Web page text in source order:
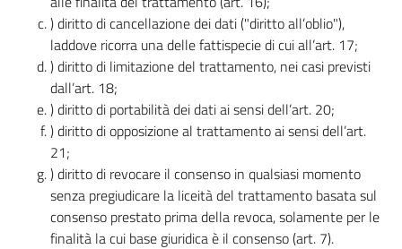
) diritto di cancellazione dei dati ("diritto all’oblio"),
laddove ricorra una delle fattispecie di cui all’art. 17;
) diritto di limitazione del trattamento, nei casi previsti
dall’art. 18;
) diritto di portabilità dei dati ai sensi dell’art. 20;
) diritto di opposizione al trattamento ai sensi dell’art.
21;
) diritto di revocare il consenso in qualsiasi momento
senza pregiudicare la liceità del trattamento basata sul
consenso prestato prima della revoca, solamente per le
finalità la cui base giuridica è il consenso (art. 7).